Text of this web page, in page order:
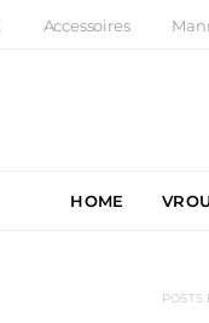
Accessoires
HOME